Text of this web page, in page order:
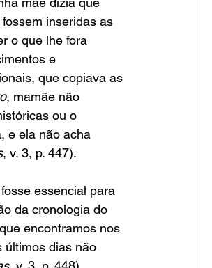
inseridas as
o que lhe fora
e
que copiava as
, mamãe não
ou o
e ela não acha
, v. 3, p. 447).
essencial para
da cronologia do
encontramos nos
últimos dias não